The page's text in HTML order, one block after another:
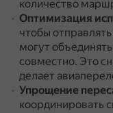
количество
Оптимизация
чтобы
могут
совместно. Это
делает
Упрощение
координировать